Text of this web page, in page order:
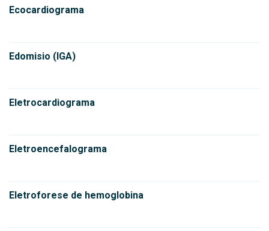
Ecocardiograma
Edomisio (IGA)
Eletrocardiograma
Eletroencefalograma
Eletroforese de hemoglobina